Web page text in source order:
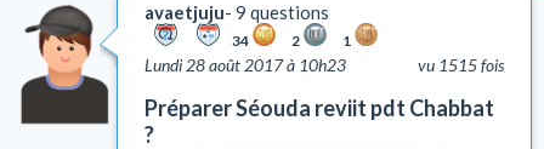
avaetjuju 9 questions
34 2 1
vu 1515 fois
Lundi 28 août 2017 à 10h23
Préparer Séouda reviit pdt Chabbat
?